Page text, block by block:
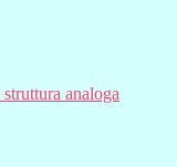
analoga